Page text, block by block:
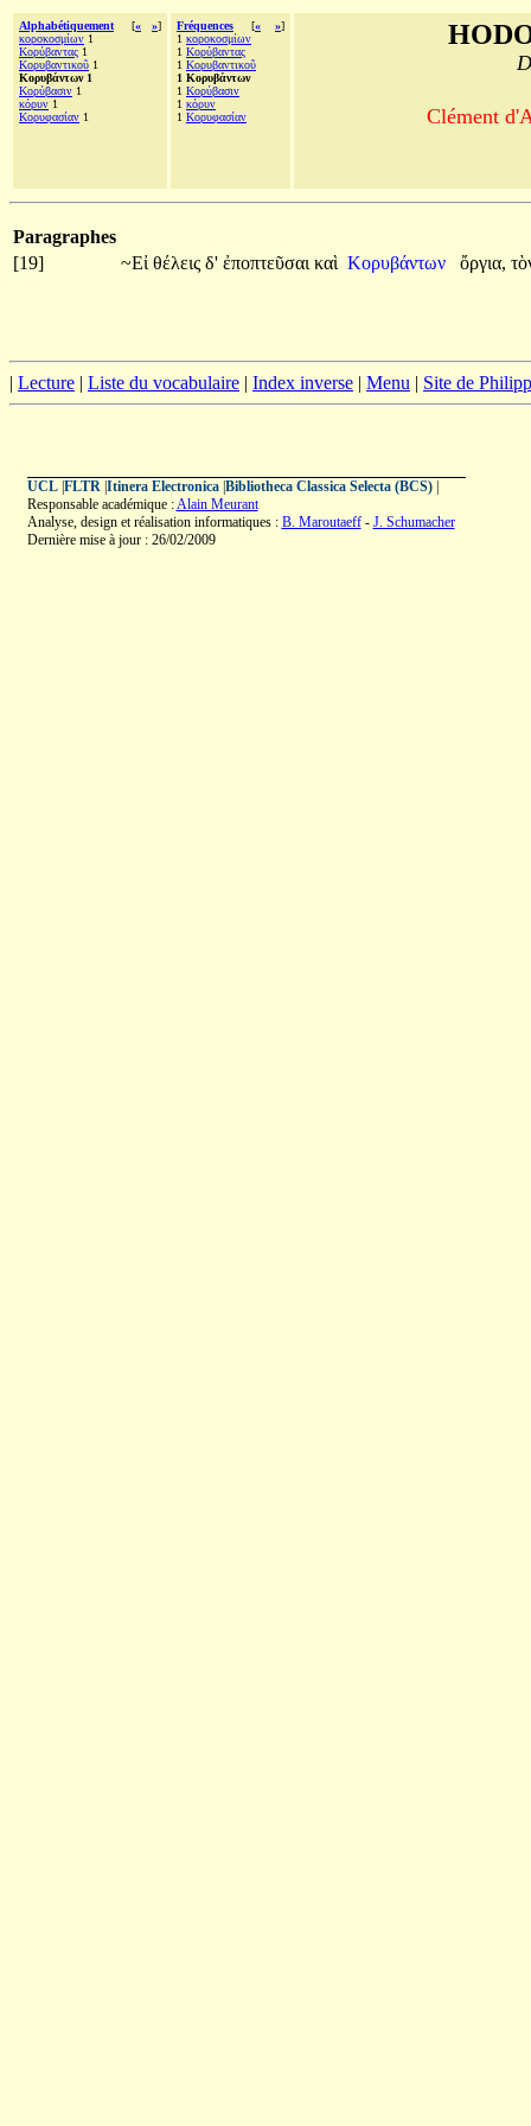
Alphabétiquement [« »]
κοροκοσμίων 1
Κορύβαντας 1
Κορυβαντικοῦ 1
Κορυβάντων 1
Κορύβασιν 1
κόρυν 1
Κορυφασίαν 1
Fréquences [« »]
1 κοροκοσμίων
1 Κορύβαντας
1 Κορυβαντικοῦ
1 Κορυβάντων
1 Κορύβασιν
1 κόρυν
1 Κορυφασίαν Clément
Paragraphes
[19]
~Εἰ θέλεις δ' ἐποπτεῦσαι καὶ Κορυβάντων ὄργια,
| Lecture | Liste du vocabulaire | Index inverse | Menu | Site de
UCL| FLTR| Itinera Electronica| Bibliotheca Classica Selecta (BCS)|
Responsable académique :Alain Meurant
Analyse, design et réalisation informatiques : B. Maroutaeff- J. Schumacher
Dernière mise à jour : 26/02/2009